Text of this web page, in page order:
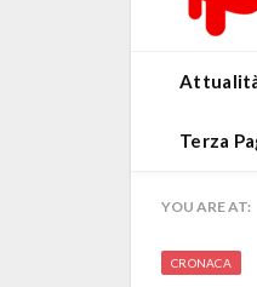
Terza
YOU ARE AT:
CRONACA